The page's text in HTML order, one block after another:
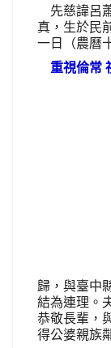
先慈諱呂
真，生於民
一日（農曆
重視倫常
歸，與臺中
結為連理。
恭敬長輩，
得公婆親族